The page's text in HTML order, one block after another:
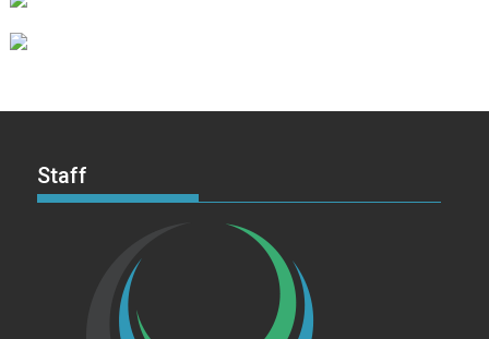
Staff